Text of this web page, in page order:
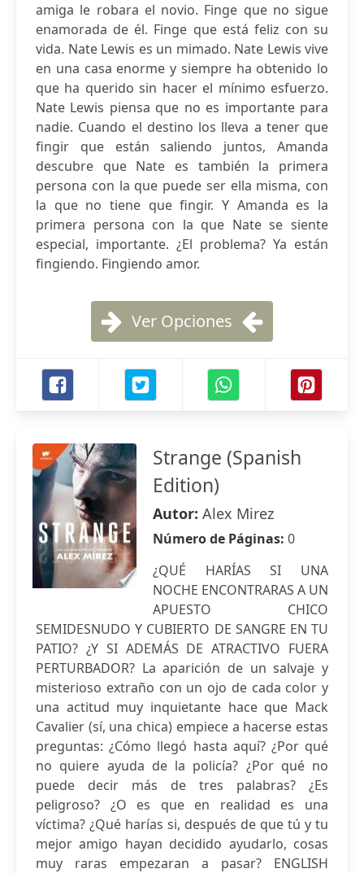
amiga le robara el novio. Finge que no sigue
enamorada de él. Finge que está feliz con su
vida. Nate Lewis es un mimado. Nate Lewis vive
en una casa enorme y siempre ha obtenido lo
que ha querido sin hacer el mínimo esfuerzo.
Nate Lewis piensa que no es importante para
nadie. Cuando el destino los lleva a tener que
fingir que están saliendo juntos, Amanda
descubre que Nate es también la primera
persona con la que puede ser ella misma, con
la que no tiene que fingir. Y Amanda es la
primera persona con la que Nate se siente
especial, importante. ¿El problema? Ya están
fingiendo. Fingiendo amor.
Ver Opciones
Strange (Spanish
Edition)
Autor: Alex Mirez
Número de Páginas: 0
¿QUÉ HARÍAS SI UNA
NOCHE ENCONTRARAS A UN
APUESTO CHICO
SEMIDESNUDO Y CUBIERTO DE SANGRE EN TU
PATIO? ¿Y SI ADEMÁS DE ATRACTIVO FUERA
PERTURBADOR? La aparición de un salvaje y
misterioso extraño con un ojo de cada color y
una actitud muy inquietante hace que Mack
Cavalier (sí, una chica) empiece a hacerse estas
preguntas: ¿Cómo llegó hasta aquí? ¿Por qué
no quiere ayuda de la policía? ¿Por qué no
puede decir más de tres palabras? ¿Es
peligroso? ¿O es que en realidad es una
víctima? ¿Qué harías si, después de que tú y tu
mejor amigo hayan decidido ayudarlo, cosas
muy raras empezaran a pasar? ENGLISH